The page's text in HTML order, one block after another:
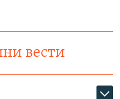
вести